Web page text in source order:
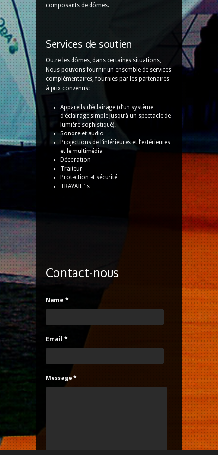
composants de dômes.
Services de soutien
Outre les dômes, dans certaines situations,
Nous pouvons fournir un ensemble de services
complémentaires, fournies par les partenaires
à prix convenus:
Appareils d’éclairage (d’un système
d’éclairage simple jusqu’à un spectacle de
lumière sophistiqué).
Sonore et audio
Projections de l’intérieures et l’extérieures
et le multimédia
Décoration
Traiteur
Protection et sécurité
TRAVAIL ’ s
Contact-nous
Name *
Email *
Message *